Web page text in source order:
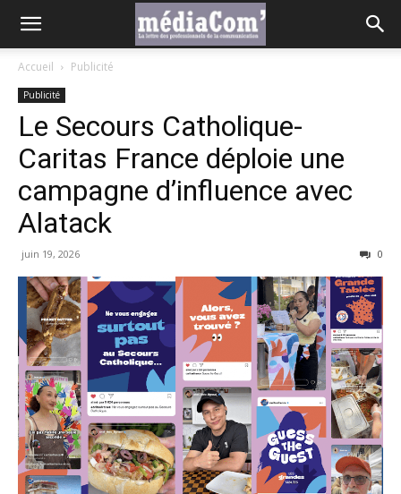
Accueil Publicité
Publicité
Le Secours Catholique-
Caritas France déploie une
campagne d’influence avec
Alatack
juin 19, 2026 0